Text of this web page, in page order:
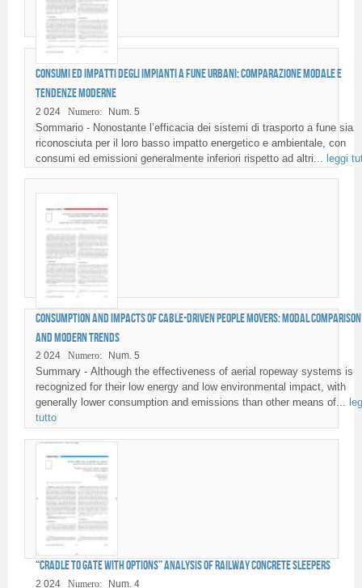
Consumi ed impatti degli impianti a fune urbani: comparazione modale e
tendenze moderne
2 024 Numero: Num. 5
Sommario - Nonostante l’efficacia dei sistemi di trasporto a fune sia
riconosciuta per il loro basso impatto energetico e ambientale, con
consumi ed emissioni generalmente inferiori rispetto ad altri... leggi
Consumption and impacts of cable-driven People Movers: modal comparison
and modern trends
2 024 Numero: Num. 5
Summary - Although the effectiveness of aerial ropeway systems is
recognized for their low energy and low environmental impact, with
generally lower consumption and emissions than other means of...
tutto
“Cradle to gate with options” analysis of railway concrete sleepers
2 024 Numero: Num. 4